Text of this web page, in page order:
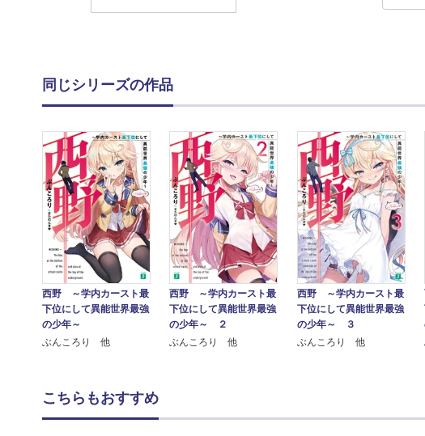
同じシリーズの作品
西野 ～学内カースト最
下位にして異能世界最強
の少年～
ぶんころり 他
西野 ～学内カースト最
下位にして異能世界最強
の少年～ ２
ぶんころり 他
西野 ～学内カースト最
下位にして異能世界最強
の少年～ ３
ぶんころり 他
こちらもおすすめ